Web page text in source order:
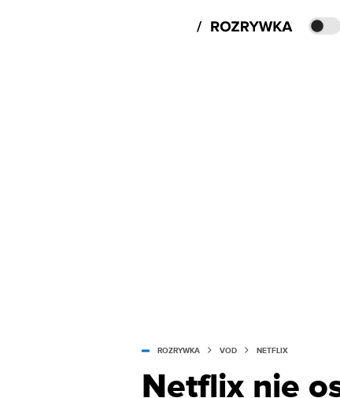
ROZRYWKA VOD NETFLIX
Netflix nie